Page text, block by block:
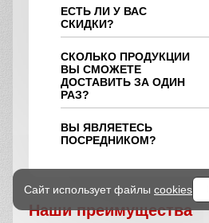
ЕСТЬ ЛИ У ВАС
СКИДКИ?
СКОЛЬКО ПРОДУКЦИИ
ВЫ СМОЖЕТЕ
ДОСТАВИТЬ ЗА ОДИН
РАЗ?
ВЫ ЯВЛЯЕТЕСЬ
ПОСРЕДНИКОМ?
Наши преимущества
Сайт использует файлы cookies